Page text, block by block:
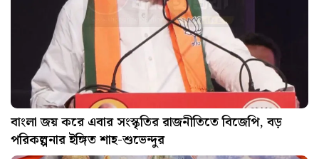
বাংলা জয় করে এবার সংস্কৃতির রাজনীতিতে বিজেপি, বড়
পরিকল্পনার ইঙ্গিত শাহ-শুভেন্দুর